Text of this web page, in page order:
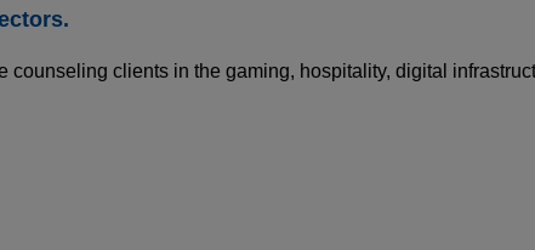
counseling clients in the gaming, hospitality, digital